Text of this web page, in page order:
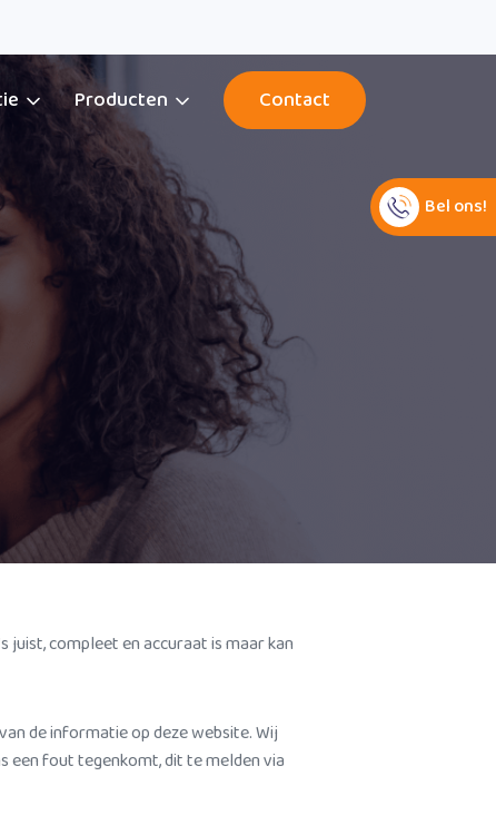
Producten Contact
compleet en accuraat is maar kan
de informatie op deze website. Wij
een fout tegenkomt, dit te melden via
Bel ons!